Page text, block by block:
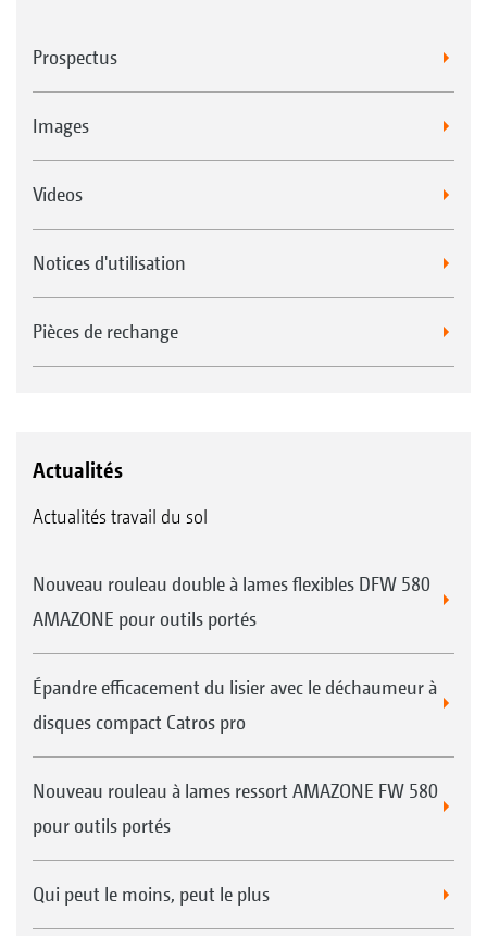
Prospectus
Images
Videos
Notices d'utilisation
Pièces de rechange
Actualités
Actualités travail du sol
Nouveau rouleau double à lames flexibles DFW 580
AMAZONE pour outils portés
Épandre efficacement du lisier avec le déchaumeur à
disques compact Catros pro
Nouveau rouleau à lames ressort AMAZONE FW 580
pour outils portés
Qui peut le moins, peut le plus